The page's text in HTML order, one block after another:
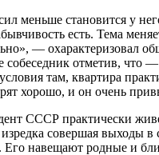
меньше становится у
есть. Тема
— охарактеризовал
собеседник отметив, что
там, квартира
хорошо, и он очень
СССР практически
изредка совершая выходы
Его навещают родные и